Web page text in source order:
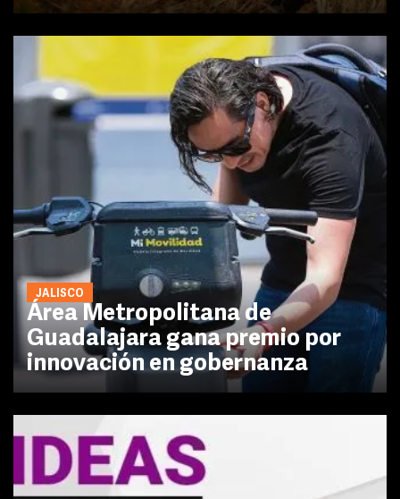
JALISCO
Área Metropolitana de
Guadalajara gana premio por
innovación en gobernanza